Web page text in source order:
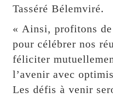
Tasséré Bélemviré.
« Ainsi, profitons
pour célébrer nos
féliciter
l’avenir avec
Les défis à venir